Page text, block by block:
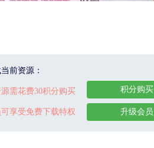
前资源：
需花费30积分购买
享受免费下载特权
积分购买
升级会员